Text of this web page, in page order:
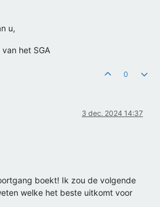
u,
het SGA
0
3 dec. 2024 14:37
boekt! Ik zou de volgende
welke het beste uitkomt voor